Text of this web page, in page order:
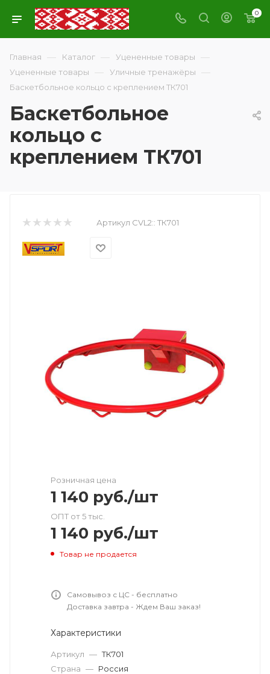
0
Главная — Каталог — Уцененные товары —
Уцененные товары — Уличные тренажёры —
Баскетбольное кольцо с креплением ТК701
Баскетбольное
кольцо с
креплением ТК701
Артикул CVL2:: ТК701
Розничная цена
1 140 руб./шт
ОПТ от 5 тыс.
1 140 руб./шт
Товар не продается
Самовывоз с ЦС - бесплатно
Доставка завтра - Ждем Ваш заказ!
Характеристики
Артикул — ТК701
Страна — Россия